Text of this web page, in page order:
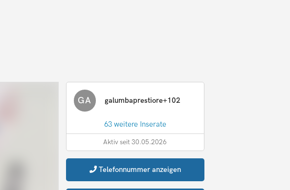
GA galumbaprestiore+102
63 weitere Inserate
Aktiv seit 30.05.2026
Telefonnummer anzeigen